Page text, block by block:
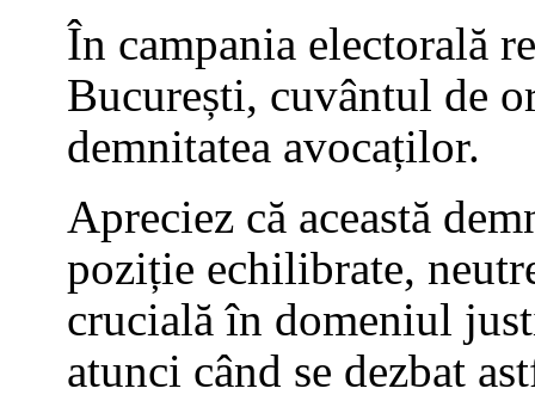
În campania electorală
București, cuvântul de
demnitatea avocaților.
Apreciez că această
poziție echilibrate,
crucială în domeniul
atunci când se dezbat